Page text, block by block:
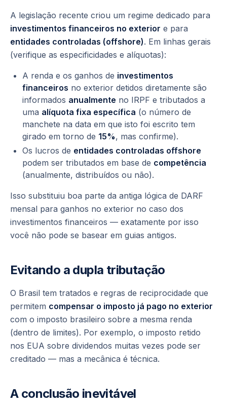
A legislação recente criou um regime dedicado para
investimentos financeiros no exterior e para
entidades controladas (offshore). Em linhas gerais
(verifique as especificidades e alíquotas):
A renda e os ganhos de investimentos
financeiros no exterior detidos diretamente são
informados anualmente no IRPF e tributados a
uma alíquota fixa específica (o número de
manchete na data em que isto foi escrito tem
girado em torno de 15%, mas confirme).
Os lucros de entidades controladas offshore
podem ser tributados em base de competência
(anualmente, distribuídos ou não).
Isso substituiu boa parte da antiga lógica de DARF
mensal para ganhos no exterior no caso dos
investimentos financeiros — exatamente por isso
você não pode se basear em guias antigos.
Evitando a dupla tributação
O Brasil tem tratados e regras de reciprocidade que
permitem compensar o imposto já pago no exterior
com o imposto brasileiro sobre a mesma renda
(dentro de limites). Por exemplo, o imposto retido
nos EUA sobre dividendos muitas vezes pode ser
creditado — mas a mecânica é técnica.
A conclusão inevitável